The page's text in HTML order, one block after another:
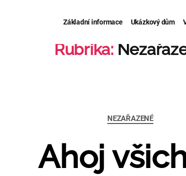
Základní informace Ukázkový dům
Rubrika:
Rubriky
NEZAŘAZENÉ
Ahoj